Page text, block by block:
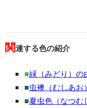
関連する色の紹介
■緑（みどり）の
■虫襖（むしあお
■夏虫色（なつむ